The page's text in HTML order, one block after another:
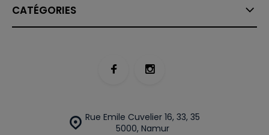
CATÉGORIES
Rue Emile Cuvelier 16, 33, 35
5000, Namur